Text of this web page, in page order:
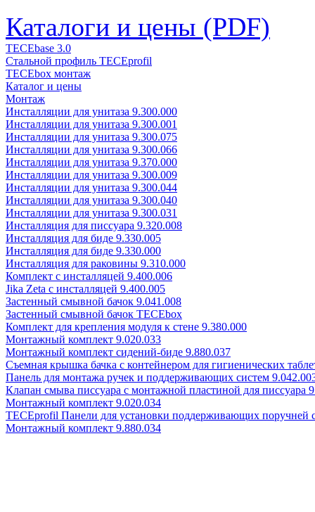
Каталоги и цены (PDF)
TECEbase 3.0
Стальной профиль TECEprofil
TECEbox монтаж
Каталог и цены
Монтаж
Инсталляции для унитаза 9.300.000
Инсталляции для унитаза 9.300.001
Инсталляции для унитаза 9.300.075
Инсталляции для унитаза 9.300.066
Инсталляции для унитаза 9.370.000
Инсталляции для унитаза 9.300.009
Инсталляции для унитаза 9.300.044
Инсталляции для унитаза 9.300.040
Инсталляции для унитаза 9.300.031
Инсталляция для писсуара 9.320.008
Инсталляция для биде 9.330.005
Инсталляция для биде 9.330.000
Инсталляция для раковины 9.310.000
Комплект с инсталляцей 9.400.006
Jika Zeta с инсталляцей 9.400.005
Застенный смывной бачок 9.041.008
Застенный смывной бачок TECEbox
Комплект для крепления модуля к стене 9.380.000
Монтажный комплект 9.020.033
Монтажный комплект сидений-биде 9.880.037
Съемная крышка бачка с контейнером для гигиенических
Панель для монтажа ручек и поддерживающих систем
Клапан смыва писсуара с монтажной пластиной для писсуара
Монтажный комплект 9.020.034
TECEprofil Панели для установки поддерживающих поручней
Монтажный комплект 9.880.034